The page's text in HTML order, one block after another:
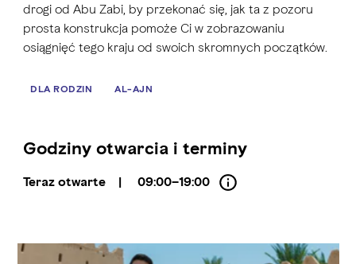
drogi od Abu Zabi, by przekonać się, jak ta z pozoru
prosta konstrukcja pomoże Ci w zobrazowaniu
osiągnięć tego kraju od swoich skromnych początków.
DLA RODZIN AL-AJN
Godziny otwarcia i terminy
Teraz otwarte | 09:00–19:00